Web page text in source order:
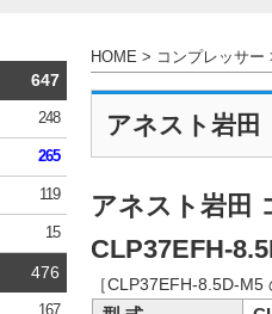
647
248
265
119
15
476
167
HOME コンプレッサー
アネスト岩田
アネスト岩田
CLP37EFH-
［CLP37EFH-8.5D-